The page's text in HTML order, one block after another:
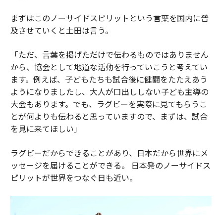
まずはこのノーサイドスピリットという言葉を国内に普
及させていくと土田は言う。
「ただ、言葉を掲げただけで伝わるものではありません
から、協会として地道な活動を行っていこうと考えてい
ます。例えば、子どもたちも試合後に健闘をたたえあう
ようになりましたし、大人が口出ししない子ども主導の
大会もあります。でも、ラグビーを実際に見てもらうこ
とが何よりも伝わると思っていますので、まずは、試合
を見に来てほしい」
ラグビーだからできることがあり、日本だから世界にメ
ッセージを届けることができる。 日本発のノーサイドス
ピリットが世界をつなぐ日も近い。